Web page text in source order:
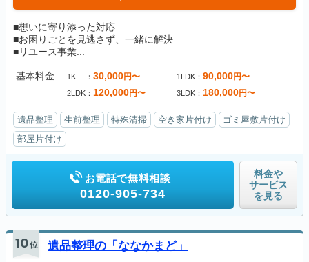
■想いに寄り添った対応
■お困りごとを見逃さず、一緒に解決
■リユース事業...
基本料金 1K 30,000円〜 1LDK 90,000円〜
2LDK 120,000円〜 3LDK 180,000円〜
遺品整理 生前整理 特殊清掃 空き家片付け
ゴミ屋敷片付け
部屋片付け
お電話で無料相談
0120-905-734
料金や
サービス
を見る
10位 遺品整理の「ななかまど」